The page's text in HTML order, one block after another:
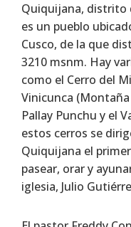
Quiquijana, distrito
es un pueblo
Cusco, de la que
3210 msnm. Hay
como el Cerro del
Vinicunca (Montaña
Pallay Punchu y el
estos cerros se
Quiquijana el
pasear, orar y
iglesia, Julio